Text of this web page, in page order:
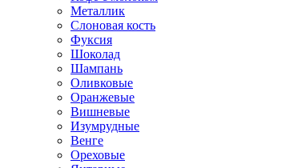
Металлик
Слоновая кость
Фуксия
Шоколад
Шампань
Оливковые
Оранжевые
Вишневые
Изумрудные
Венге
Ореховые